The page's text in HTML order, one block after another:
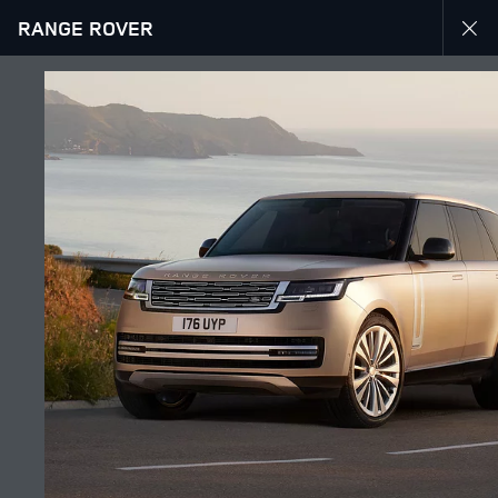
Откријте ги нашите тековни понуди за Range Rover
ИСТРАЖЕТЕ ГО RANGE ROVER
ГАЛЕРИЈА
RANGE ROVER
УЧЕСТВУВАЈТЕ ВО ДИСКУСИЈАТА